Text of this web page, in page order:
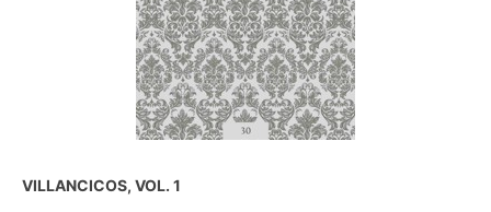
VILLANCICOS, VOL. 1